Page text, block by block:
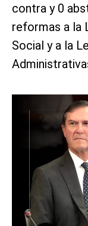
contra y 0
reformas a la
Social y a la